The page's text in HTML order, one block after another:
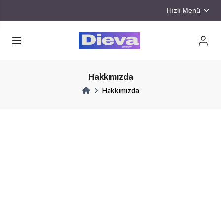
Hızlı Menü
Hakkımızda
Hakkımızda